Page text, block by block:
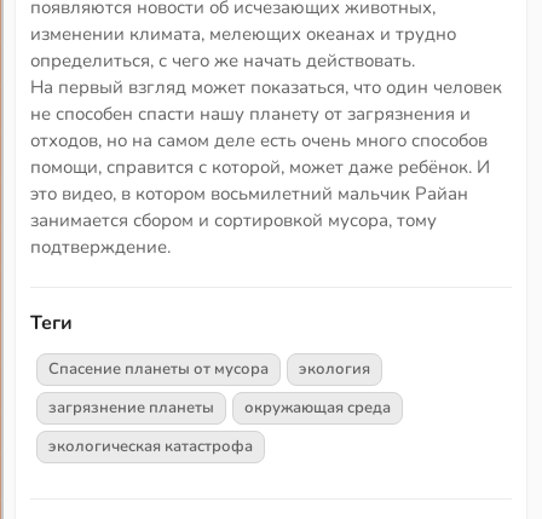
появляются новости об исчезающих животных,
изменении климата, мелеющих океанах и трудно
определиться, с чего же начать действовать.
На первый взгляд может показаться, что один человек
не способен спасти нашу планету от загрязнения и
отходов, но на самом деле есть очень много способов
помощи, справится с которой, может даже ребёнок. И
это видео, в котором восьмилетний мальчик Райан
занимается сбором и сортировкой мусора, тому
подтверждение.
Теги
Спасение планеты от мусора
экология
загрязнение планеты
окружающая среда
экологическая катастрофа